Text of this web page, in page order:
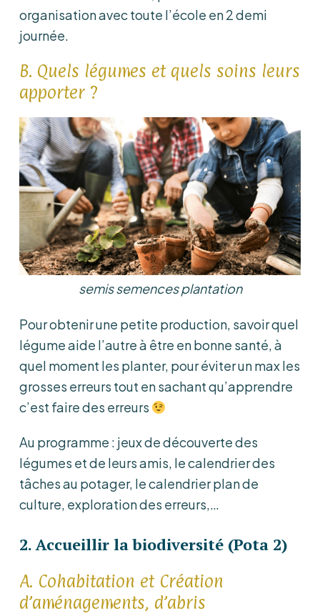
organisation avec toute l’école en 2 demi
journée.
B. Quels légumes et quels soins leurs
apporter ?
semis semences plantation
Pour obtenir une petite production, savoir quel
légume aide l’autre à être en bonne santé, à
quel moment les planter, pour éviter un max les
grosses erreurs tout en sachant qu’apprendre
c’est faire des erreurs
Au programme : jeux de découverte des
légumes et de leurs amis, le calendrier des
tâches au potager, le calendrier plan de
culture, exploration des erreurs,…
2. Accueillir la biodiversité (Pota 2)
A. Cohabitation et Création
d’aménagements, d’abris